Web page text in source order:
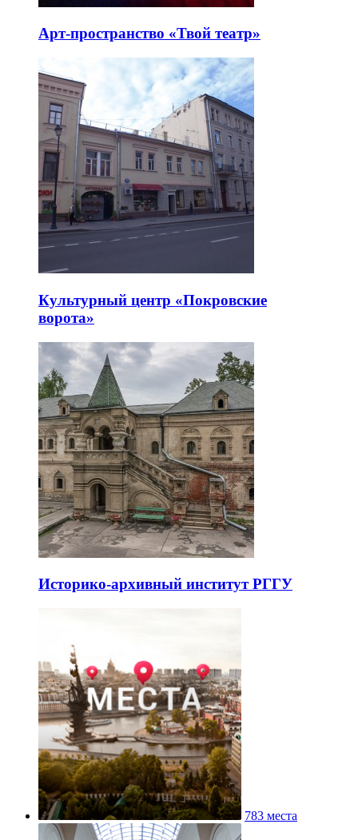
Арт-пространство «Твой театр»
Культурный центр «Покровские
ворота»
Историко-архивный институт РГГУ
783 места